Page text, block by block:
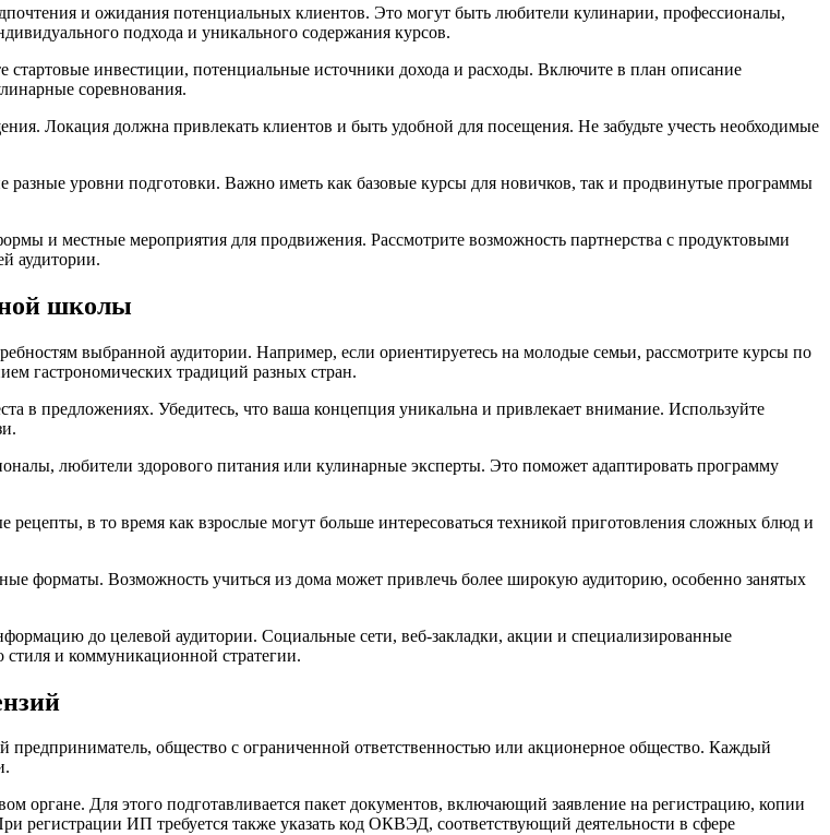
и ожидания потенциальных клиентов. Это могут быть любители кулинарии, профессионалы,
подхода и уникального содержания курсов.
стартовые инвестиции, потенциальные источники дохода и расходы. Включите в план описание
соревнования.
Локация должна привлекать клиентов и быть удобной для посещения. Не забудьте учесть необходимые
разные уровни подготовки. Важно иметь как базовые курсы для новичков, так и продвинутые программы
и местные мероприятия для продвижения. Рассмотрите возможность партнерства с продуктовыми
аудитории.
школы
выбранной аудитории. Например, если ориентируетесь на молодые семьи, рассмотрите курсы по
гастрономических традиций разных стран.
в предложениях. Убедитесь, что ваша концепция уникальна и привлекает внимание. Используйте
любители здорового питания или кулинарные эксперты. Это поможет адаптировать программу
в то время как взрослые могут больше интересоваться техникой приготовления сложных блюд и
форматы. Возможность учиться из дома может привлечь более широкую аудиторию, особенно занятых
до целевой аудитории. Социальные сети, веб-закладки, акции и специализированные
и коммуникационной стратегии.
общество с ограниченной ответственностью или акционерное общество. Каждый
Для этого подготавливается пакет документов, включающий заявление на регистрацию, копии
регистрации ИП требуется также указать код ОКВЭД, соответствующий деятельности в сфере